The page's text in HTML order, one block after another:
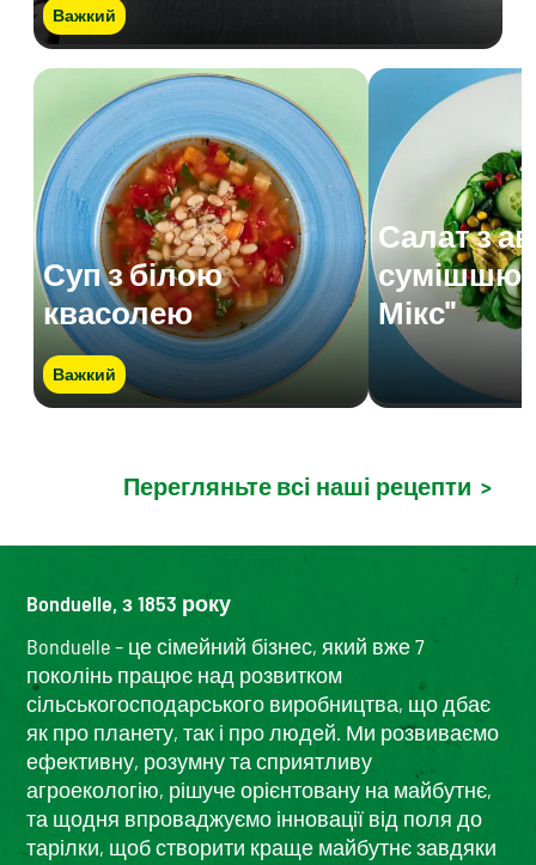
Важкий
Суп з білою
квасолею
Важкий
Салат з
сумішшю
Мікс"
Перегляньте всі наші рецепти >
Bonduelle, з 1853 року
Bonduelle – це сімейний бізнес, який вже 7
поколінь працює над розвитком
сільськогосподарського виробництва, що дбає
як про планету, так і про людей. Ми розвиваємо
ефективну, розумну та сприятливу
агроекологію, рішуче орієнтовану на майбутнє,
та щодня впроваджуємо інновації від поля до
тарілки, щоб створити краще майбутнє завдяки